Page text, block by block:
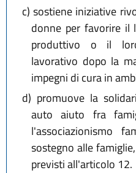
c) sostiene iniziative
donne per favorire il
produttivo o il
lavorativo dopo la
impegni di cura in
d) promuove la
auto aiuto fra
l'associazionismo
sostegno alle
previsti all'articolo 12.